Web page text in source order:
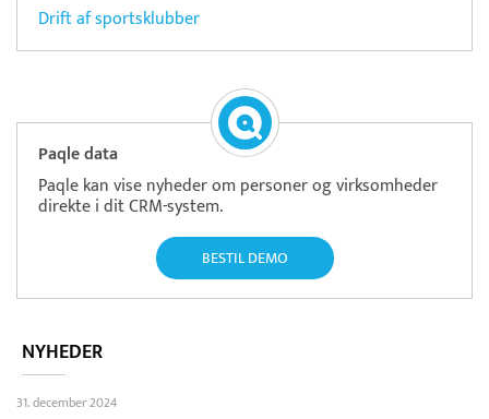
Drift af sportsklubber
Paqle data
Paqle kan vise nyheder om personer og virksomheder
direkte i dit CRM-system.
BESTIL DEMO
NYHEDER
31. december 2024